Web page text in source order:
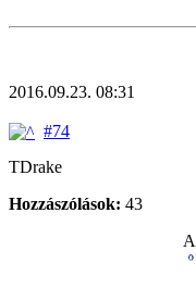
2016.09.23. 08:31
#74
TDrake
Hozzászólások: 43